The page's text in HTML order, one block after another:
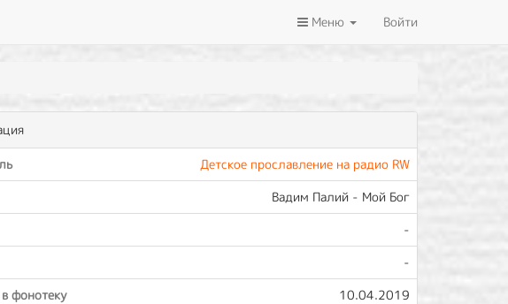
Меню Войти
Детское прославление на радио RW
Вадим Палий - Мой Бог
-
-
фонотеку
10.04.2019